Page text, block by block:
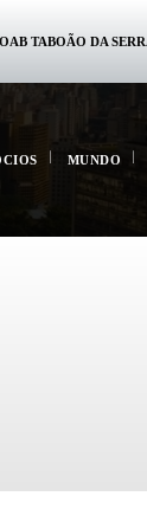
OAB TABOÃO DA
MUNDO